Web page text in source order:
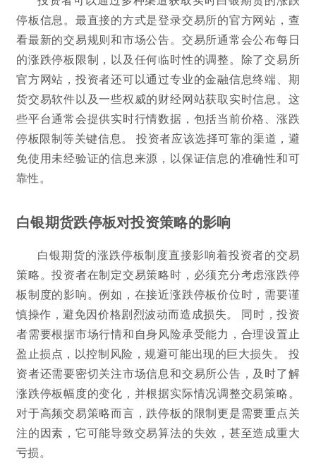
停板信息。最直接的方式是登录交易所的官方网站，查
看最新的交易规则和市场公告。交易所通常会公布每日
的涨跌停板限制，以及任何临时性的调整。除了交易所
官方网站，投资者还可以通过专业的金融信息终端、期
货交易软件以及一些权威的财经网站获取实时信息。这
些平台通常会提供实时行情数据，包括当前价格、涨跌
停板限制等关键信息。 投资者应该选择可靠的渠道，避
免使用未经验证的信息来源，以保证信息的准确性和可
靠性。
白银期货跌停板对投资策略的影响
白银期货的涨跌停板制度直接影响着投资者的交易
策略。投资者在制定交易策略时，必须充分考虑涨跌停
板制度的影响。例如，在接近涨跌停板价位时，需要谨
慎操作，避免因价格剧烈波动而造成损失。 同时，投资
者需要根据市场行情和自身风险承受能力，合理设置止
盈止损点，以控制风险，规避可能出现的巨大损失。 投
资者还需要密切关注市场信息和交易所公告，及时了解
涨跌停板幅度的变化，并根据实际情况调整交易策略。
对于高频交易策略而言，跌停板的限制更是需要重点关
注的因素，它可能导致交易算法的失效，甚至造成重大
亏损。